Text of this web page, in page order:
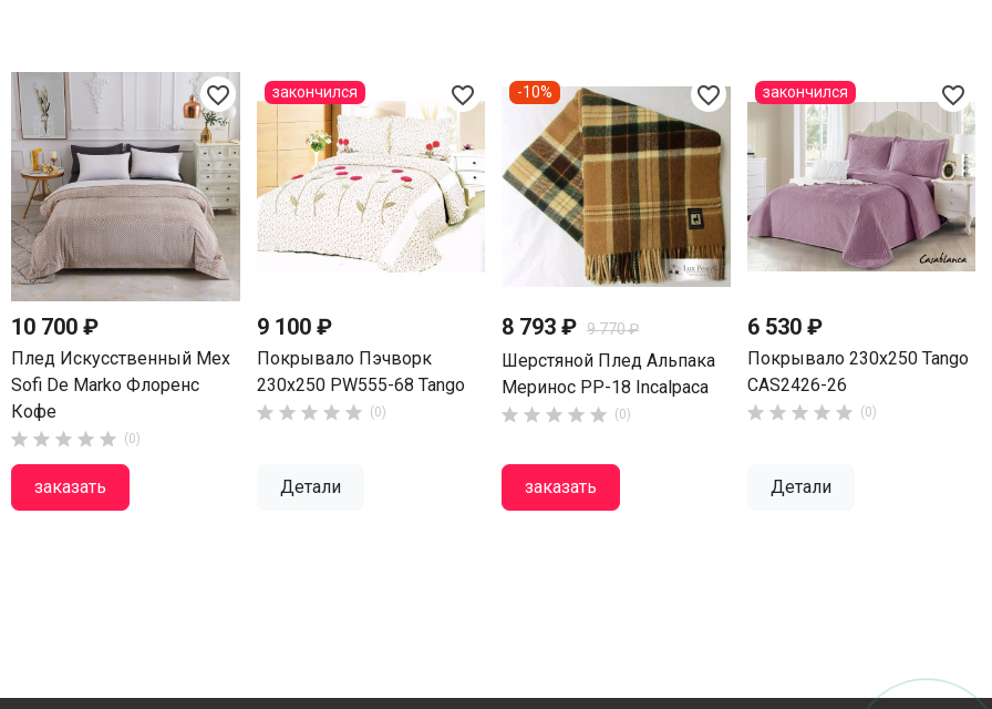
favorite_border
10 700 ₽
Плед Искусственный Мех
Sofi De Marko Флоренс
Кофе
     (0)
заказать
favorite_border
9 100 ₽
Покрывало Пэчворк
230х250 PW555-68 Tango
     (0)
Детали
закончился favorite_border
8 793 ₽ 9 770 ₽
Шерстяной Плед Альпака
Меринос PP-18 Incalpaca
     (0)
заказать
-10% favorite_border
6 530 ₽
Покрывало 230х250 Tango
CAS2426-26
     (0)
Детали
закончился